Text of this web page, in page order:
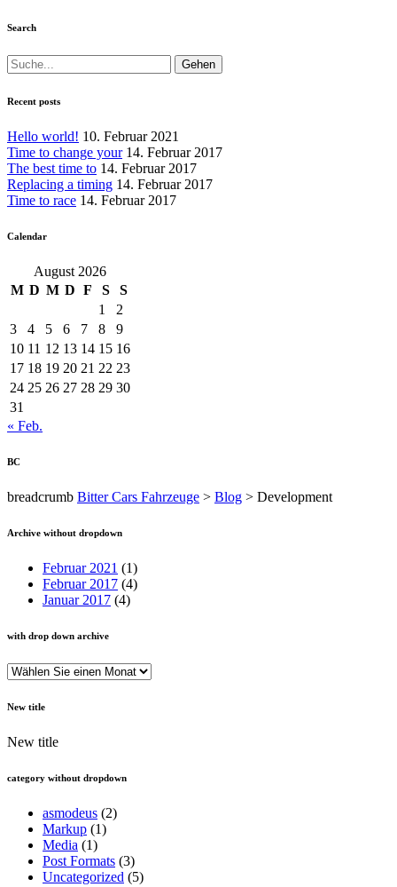
Search
Suchen
nach:
Recent posts
Hello world! 10. Februar 2021
Time to change your 14. Februar 2017
The best time to 14. Februar 2017
Replacing a timing 14. Februar 2017
Time to race 14. Februar 2017
Calendar
August 2026
M D M D F S
S
1
2
3
4 5 6 7 8
9
10 11 12 13 14 15 16
17 18 19 20 21 22 23
24 25 26 27 28 29 30
31
« Feb.
BC
breadcrumb Bitter Cars Fahrzeuge > Blog > Development
Archive without dropdown
Februar 2021 (1)
Februar 2017 (4)
Januar 2017 (4)
with drop down archive
with
down
New title
New title
category without dropdown
asmodeus (2)
Markup (1)
Media (1)
Post Formats (3)
Uncategorized (5)